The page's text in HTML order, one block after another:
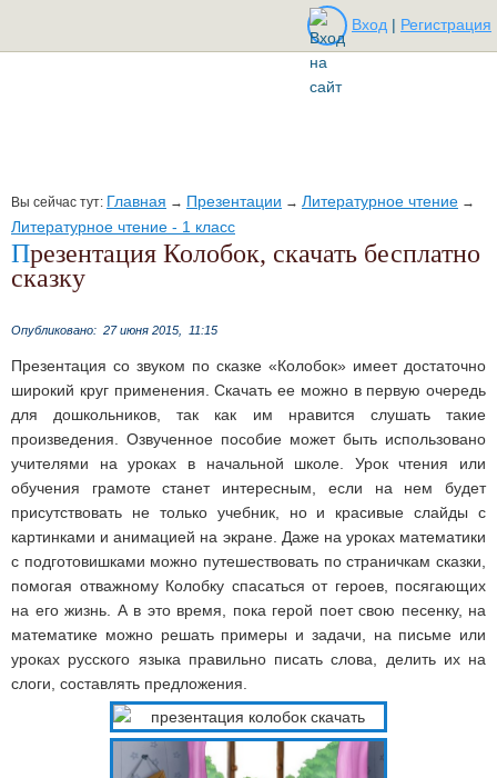
Вход | Регистрация
Вы сейчас тут: Главная → Презентации → Литературное чтение →
Литературное чтение - 1 класс
Презентация Колобок, скачать бесплатно
сказку
Опубликовано: 27 июня 2015, 11:15
Презентация со звуком по сказке «Колобок» имеет достаточно
широкий круг применения. Скачать ее можно в первую очередь
для дошкольников, так как им нравится слушать такие
произведения. Озвученное пособие может быть использовано
учителями на уроках в начальной школе. Урок чтения или
обучения грамоте станет интересным, если на нем будет
присутствовать не только учебник, но и красивые слайды с
картинками и анимацией на экране. Даже на уроках математики
с подготовишками можно путешествовать по страничкам сказки,
помогая отважному Колобку спасаться от героев, посягающих
на его жизнь. А в это время, пока герой поет свою песенку, на
математике можно решать примеры и задачи, на письме или
уроках русского языка правильно писать слова, делить их на
слоги, составлять предложения.